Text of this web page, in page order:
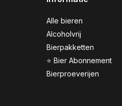
Alle bieren
Alcoholvrij
Bierpakketten
⭐ Bier Abonnement
Bierproeverijen